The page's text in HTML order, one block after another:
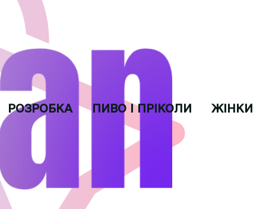
РОЗРОБКА ПИВО І ПРІКОЛИ ЖІНКИ